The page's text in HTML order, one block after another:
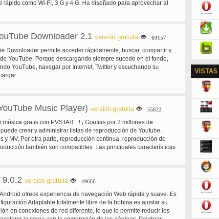
rápido como Wi-Fi, 3 G y 4 G. Ha diseñado para aprovechar al
que le permite navegar por la forma que desee. -Guardar
u otros dispositivos móviles mediante Opera Link. -Con
y Facebook construido en, compartir es un broche de presión. -
el tamaño de página y la orientación del texto, Opera Mobile
la mejor vista en tus páginas web favoritas. También revisa
Downloader 2.1 versión gratuita 69157
Downloader permite acceder rápidamente, buscar, compartir y
YouTube. Porque descargando siempre sucede en el fondo,
YouTube, navegar por Internet, Twitter y escuchando su
Music Player) versión gratuita 55822
música gratis con PVSTAR +! ¡ Gracias por 2 millones de
crear y administrar listas de reproducción de Youtube,
y MV. Por otra parte, reproducción continua, reproducción de
también son compatibles. Las principales características
- Shuffle reproducción - Mylist (hasta 100) - Wallpaper en milista -
#NowPlaying NowPlaying, reproducción de la línea de tiempo en
Twitter - video Tweet - Video - baja calidad modo (para redes
cuando el auricular está desconectado. -Abrir en PVSTAR al
9.0.2 versión gratuita 49606
ofrece experiencia de navegación Web rápida y suave. Es
Adaptable totalmente libre de la bobina es ajustar su
en conexiones de red diferente, lo que le permite reducir los